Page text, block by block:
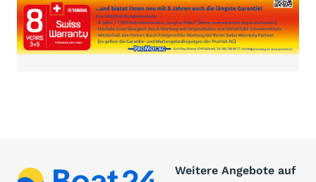
Weitere Angebote auf